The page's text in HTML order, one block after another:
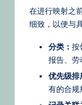
在进行映射之
细致，以便与
分类： 按
报告、劳
优先级排
有的合规